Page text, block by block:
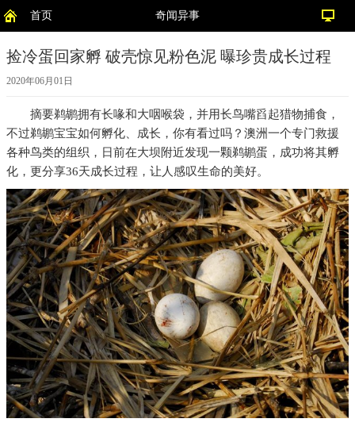
首页 奇闻异事
捡冷蛋回家孵 破壳惊见粉色泥 曝珍贵成长过程
2020年06月01日
摘要鹈鹕拥有长喙和大咽喉袋，并用长鸟嘴舀起猎物捕食，
不过鹈鹕宝宝如何孵化、成长，你有看过吗？澳洲一个专门救援
各种鸟类的组织，日前在大坝附近发现一颗鹈鹕蛋，成功将其孵
化，更分享36天成长过程，让人感叹生命的美好。